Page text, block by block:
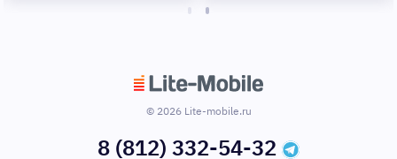
© 2026 Lite-mobile.ru
8 (812) 332-54-32